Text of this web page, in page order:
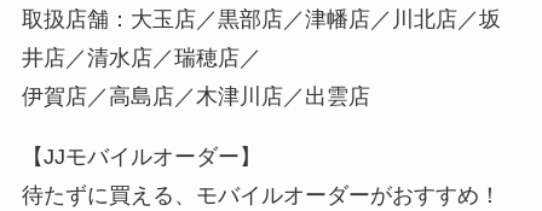
取扱店舗：大玉店／黒部店／津幡店／川北店／坂
井店／清水店／瑞穂店／
伊賀店／高島店／木津川店／出雲店
【JJモバイルオーダー】
待たずに買える、モバイルオーダーがおすすめ！